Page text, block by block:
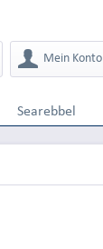
Mein Konto
Searebbel